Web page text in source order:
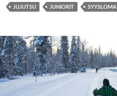
JUJUTSU JUNIORIT SYYSLOMA